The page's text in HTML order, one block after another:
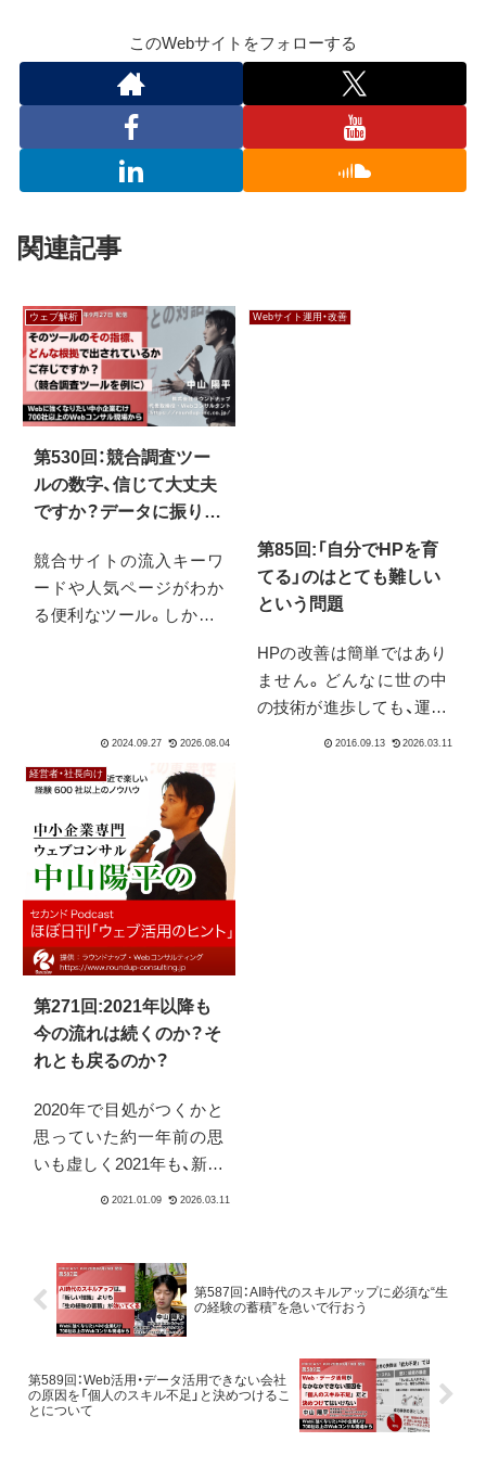
このWebサイトをフォローする
関連記事
ウェブ解析
第530回：競合調査ツー
ルの数字、信じて大丈夫
ですか？データに振り回
競合サイトの流入キーワ
ードや人気ページがわか
る便利なツール。しかし、
くまで参考値だからで
す。今回は、ツールの数字
とどう向き合うべきか、本
当に見るべきポイントは
どこなのかを、具体的なツ
ールを例に挙げて解説し
ます。
Webサイト運用・改善
第85回:「自分でHPを育
てる」のはとても難しい
という問題
HPの改善は簡単ではあり
ません。どんなに世の中
の技術が進歩しても、運用
経営者・社長向け
第271回:2021年以降も
今の流れは続くのか？そ
れとも戻るのか？
2020年で目処がつくかと
思っていた約一年前の思
いも虚しく2021年も、新型
なくされている流れは、ワ
クチンの広まりや意識の
変化によって、変わるので
のでしょうか？それとも
そのまま継続するのでし
第587回：AI時代のスキルアップに必須な“生
の経験の蓄積”を急いで行おう
第589回：Web活用・データ活用できない会社
の原因を「個人のスキル不足」と決めつけるこ
とについて